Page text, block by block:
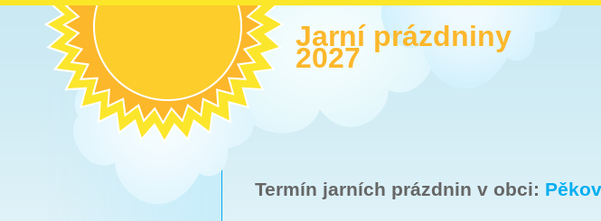
Jarní prázdniny
2027
Termín jarních prázdnin v obci: Pěkov